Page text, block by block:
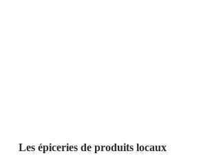
Les épiceries de produits locaux